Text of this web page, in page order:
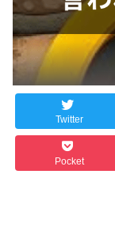
Twitter
Pocket